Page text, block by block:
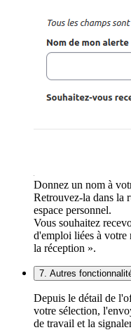
Donnez un nom à
Retrouvez-la dans la
espace personnel.
Vous souhaitez
d'emploi liées à
la réception ».
7. Autres
Depuis le détail de
votre sélection,
de travail et la